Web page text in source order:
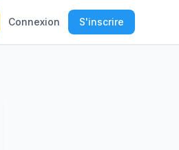
Connexion S'inscrire